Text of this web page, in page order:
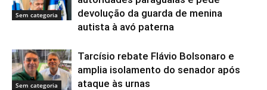
Sem categoria
devolução da guarda de menina
autista à avó paterna
Sem categoria
Tarcísio rebate Flávio Bolsonaro e
amplia isolamento do senador após
ataque às urnas